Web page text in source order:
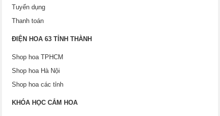
Tuyển dụng
Thanh toán
ĐIỆN HOA 63 TỈNH THÀNH
Shop hoa TPHCM
Shop hoa Hà Nội
Shop hoa các tỉnh
KHÓA HỌC CẮM HOA